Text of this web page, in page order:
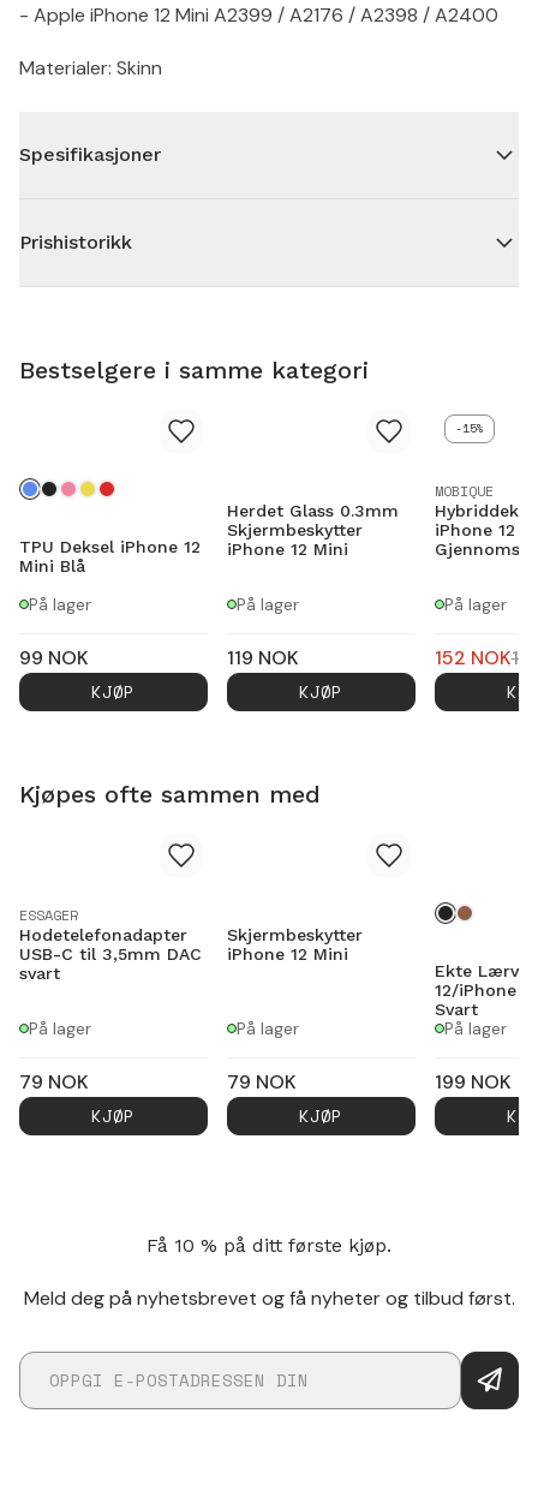
- Apple iPhone 12 Mini A2399 / A2176 / A2398 / A2400
Materialer: Skinn
Spesifikasjoner
Prishistorikk
Bestselgere i samme kategori
TPU Deksel iPhone 12
Mini Blå
På lager
99 NOK
KJØP
Herdet Glass 0.3mm
Skjermbeskytter
iPhone 12 Mini
På lager
119 NOK
KJØP
-15%
MOBIQUE
iPhone 12
På lager
152 NOK
Kjøpes ofte sammen med
ESSAGER
Hodetelefonadapter
USB-C til 3,5mm DAC
svart
På lager
79 NOK
KJØP
Skjermbeskytter
iPhone 12 Mini
På lager
79 NOK
KJØP
Ekte
12/iPhone
Svart
På lager
199 NOK
Få 10 % på ditt første kjøp.
Meld deg på nyhetsbrevet og få nyheter og tilbud først.